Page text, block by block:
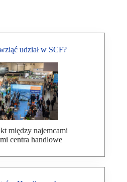
udział w SCF?
między najemcami
centra handlowe